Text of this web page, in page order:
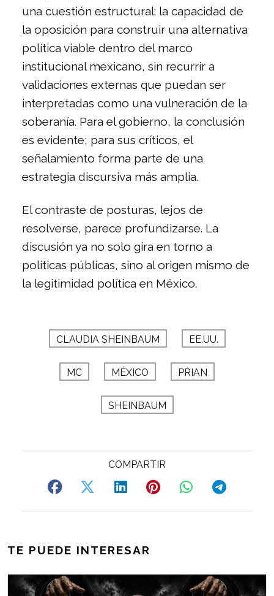
una cuestión estructural: la capacidad de
la oposición para construir una alternativa
política viable dentro del marco
institucional mexicano, sin recurrir a
validaciones externas que puedan ser
interpretadas como una vulneración de la
soberanía. Para el gobierno, la conclusión
es evidente; para sus críticos, el
señalamiento forma parte de una
estrategia discursiva más amplia.
El contraste de posturas, lejos de
resolverse, parece profundizarse. La
discusión ya no solo gira en torno a
políticas públicas, sino al origen mismo de
la legitimidad política en México.
CLAUDIA SHEINBAUM EE.UU.
MC MÉXICO PRIAN
SHEINBAUM
TE PUEDE INTERESAR